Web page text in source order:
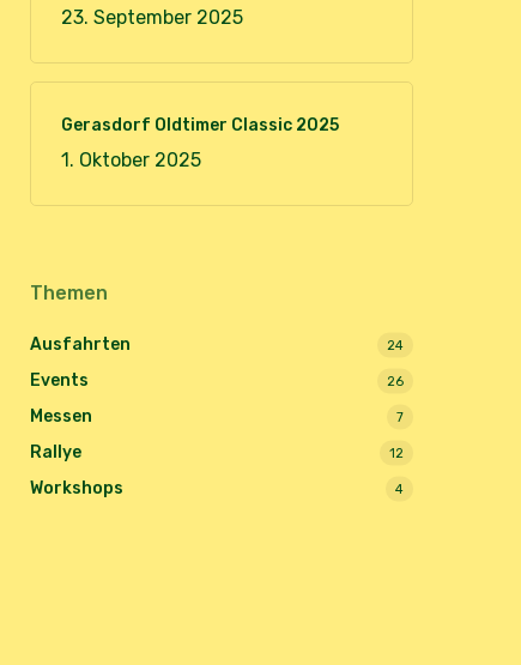
23. September 2025
Gerasdorf Oldtimer Classic 2025
1. Oktober 2025
Themen
Ausfahrten 24
Events 26
Messen 7
Rallye 12
Workshops 4